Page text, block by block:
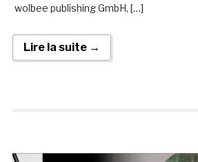
wolbee publishing GmbH, […]
Lire la suite →